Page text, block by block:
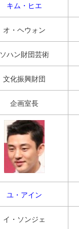
キム・ヒエ
オ・ヘウォン
ソハン財団芸術
文化振興財団
企画室長
ユ・アイン
イ・ソンジェ